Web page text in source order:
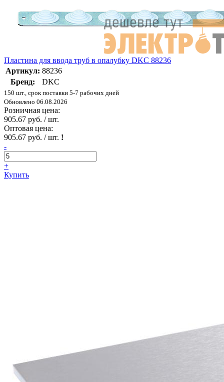
Пластина для ввода труб в опалубку DKC 88236
Артикул: 88236
Бренд:
DKC
150 шт., срок поставки 5-7 рабочих дней
Обновлено 06.08.2026
Розничная цена:
905.67 руб. / шт.
Оптовая цена:
905.67 руб. / шт. !
-
+
Купить